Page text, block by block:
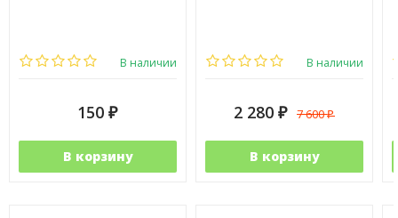
В наличии
150 ₽
В корзину
В наличии
2 280 ₽ 7 600₽
В корзину